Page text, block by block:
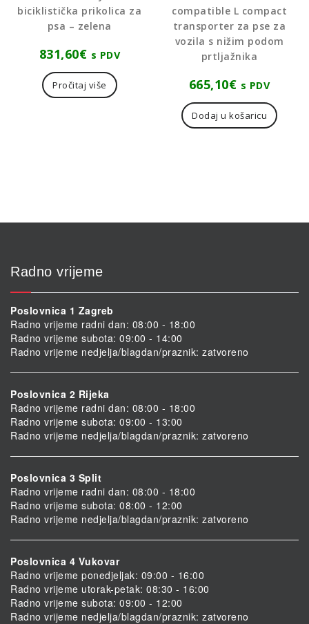
biciklistička prikolica za
psa – zelena
831,60€ s PDV
Pročitaj više
compatible L compact
transporter za pse za
vozila s nižim podom
prtljažnika
665,10€ s PDV
Dodaj u košaricu
Radno vrijeme
Poslovnica 1 Zagreb
Radno vrijeme radni dan: 08:00 - 18:00
Radno vrijeme subota: 09:00 - 14:00
Radno vrijeme nedjelja/blagdan/praznik: zatvoreno
Poslovnica 2 Rijeka
Radno vrijeme radni dan: 08:00 - 18:00
Radno vrijeme subota: 09:00 - 13:00
Radno vrijeme nedjelja/blagdan/praznik: zatvoreno
Poslovnica 3 Split
Radno vrijeme radni dan: 08:00 - 18:00
Radno vrijeme subota: 08:00 - 12:00
Radno vrijeme nedjelja/blagdan/praznik: zatvoreno
Poslovnica 4 Vukovar
Radno vrijeme ponedjeljak: 09:00 - 16:00
Radno vrijeme utorak-petak: 08:30 - 16:00
Radno vrijeme subota: 09:00 - 12:00
Radno vrijeme nedjelja/blagdan/praznik: zatvoreno